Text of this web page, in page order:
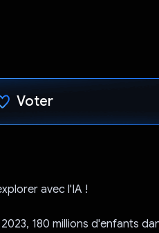
Voter
avec l'IA !
180 millions d'enfants